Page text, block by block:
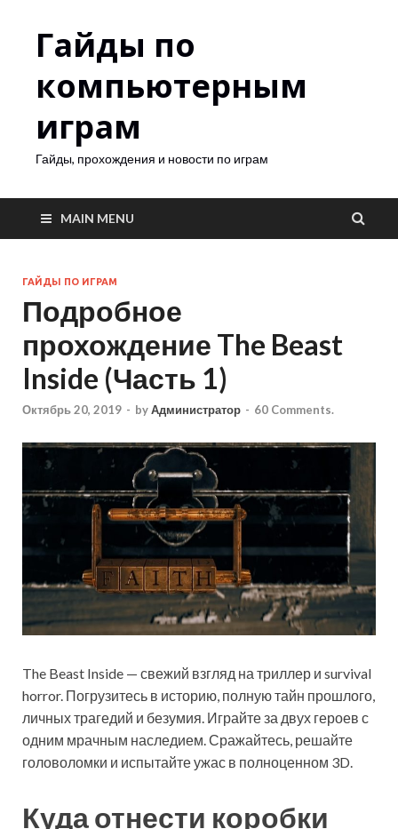
Гайды по
компьютерным
играм
Гайды, прохождения и новости по играм
MAIN MENU
ГАЙДЫ ПО ИГРАМ
Подробное
прохождение The Beast
Inside (Часть 1)
Октябрь 20, 2019 - byАдминистратор - 60 Comments.
The Beast Inside — свежий взгляд на триллер и survival
horror. Погрузитесь в историю, полную тайн прошлого,
личных трагедий и безумия. Играйте за двух героев с
одним мрачным наследием. Сражайтесь, решайте
головоломки и испытайте ужас в полноценном 3D.
Куда отнести коробки